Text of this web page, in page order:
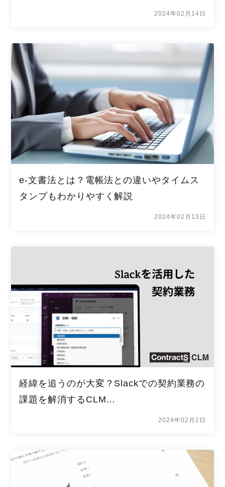
2024年02月14日
e-文書法とは？電帳法との違いやタイムス
タンプもわかりやすく解説
2024年02月13日
経緯を追うのが大変？Slackでの契約業務の
課題を解消するCLM…
2024年02月2日